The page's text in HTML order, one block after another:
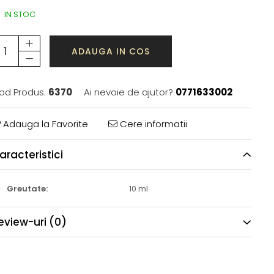
IN STOC
ADAUGA IN COS
Produs: 6370 Ai nevoie de ajutor? 0771633002
Adauga la Favorite Cere informatii
Greutate: 10 ml
uri (0)